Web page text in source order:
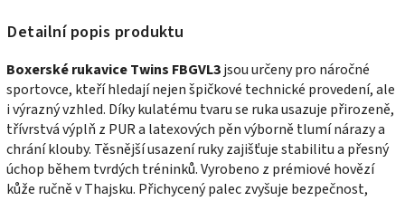
Detailní popis produktu
Boxerské rukavice Twins FBGVL3jsou určeny pro náročné
sportovce, kteří hledají nejen špičkové technické provedení, ale
i výrazný vzhled. Díky kulatému tvaru se ruka usazuje přirozeně,
třívrstvá výplň z PUR a latexových pěn výborně tlumí nárazy a
chrání klouby. Těsnější usazení ruky zajišťuje stabilitu a přesný
úchop během tvrdých tréninků. Vyrobeno z prémiové hovězí
kůže ručně v Thajsku. Přichycený palec zvyšuje bezpečnost,